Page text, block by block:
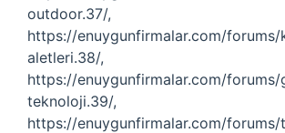
outdoor.37/,
https://enuygunfirmalar.com/
aletleri.38/,
https://enuygunfirmalar.com/
teknoloji.39/,
https://enuygunfirmalar.com/forums/